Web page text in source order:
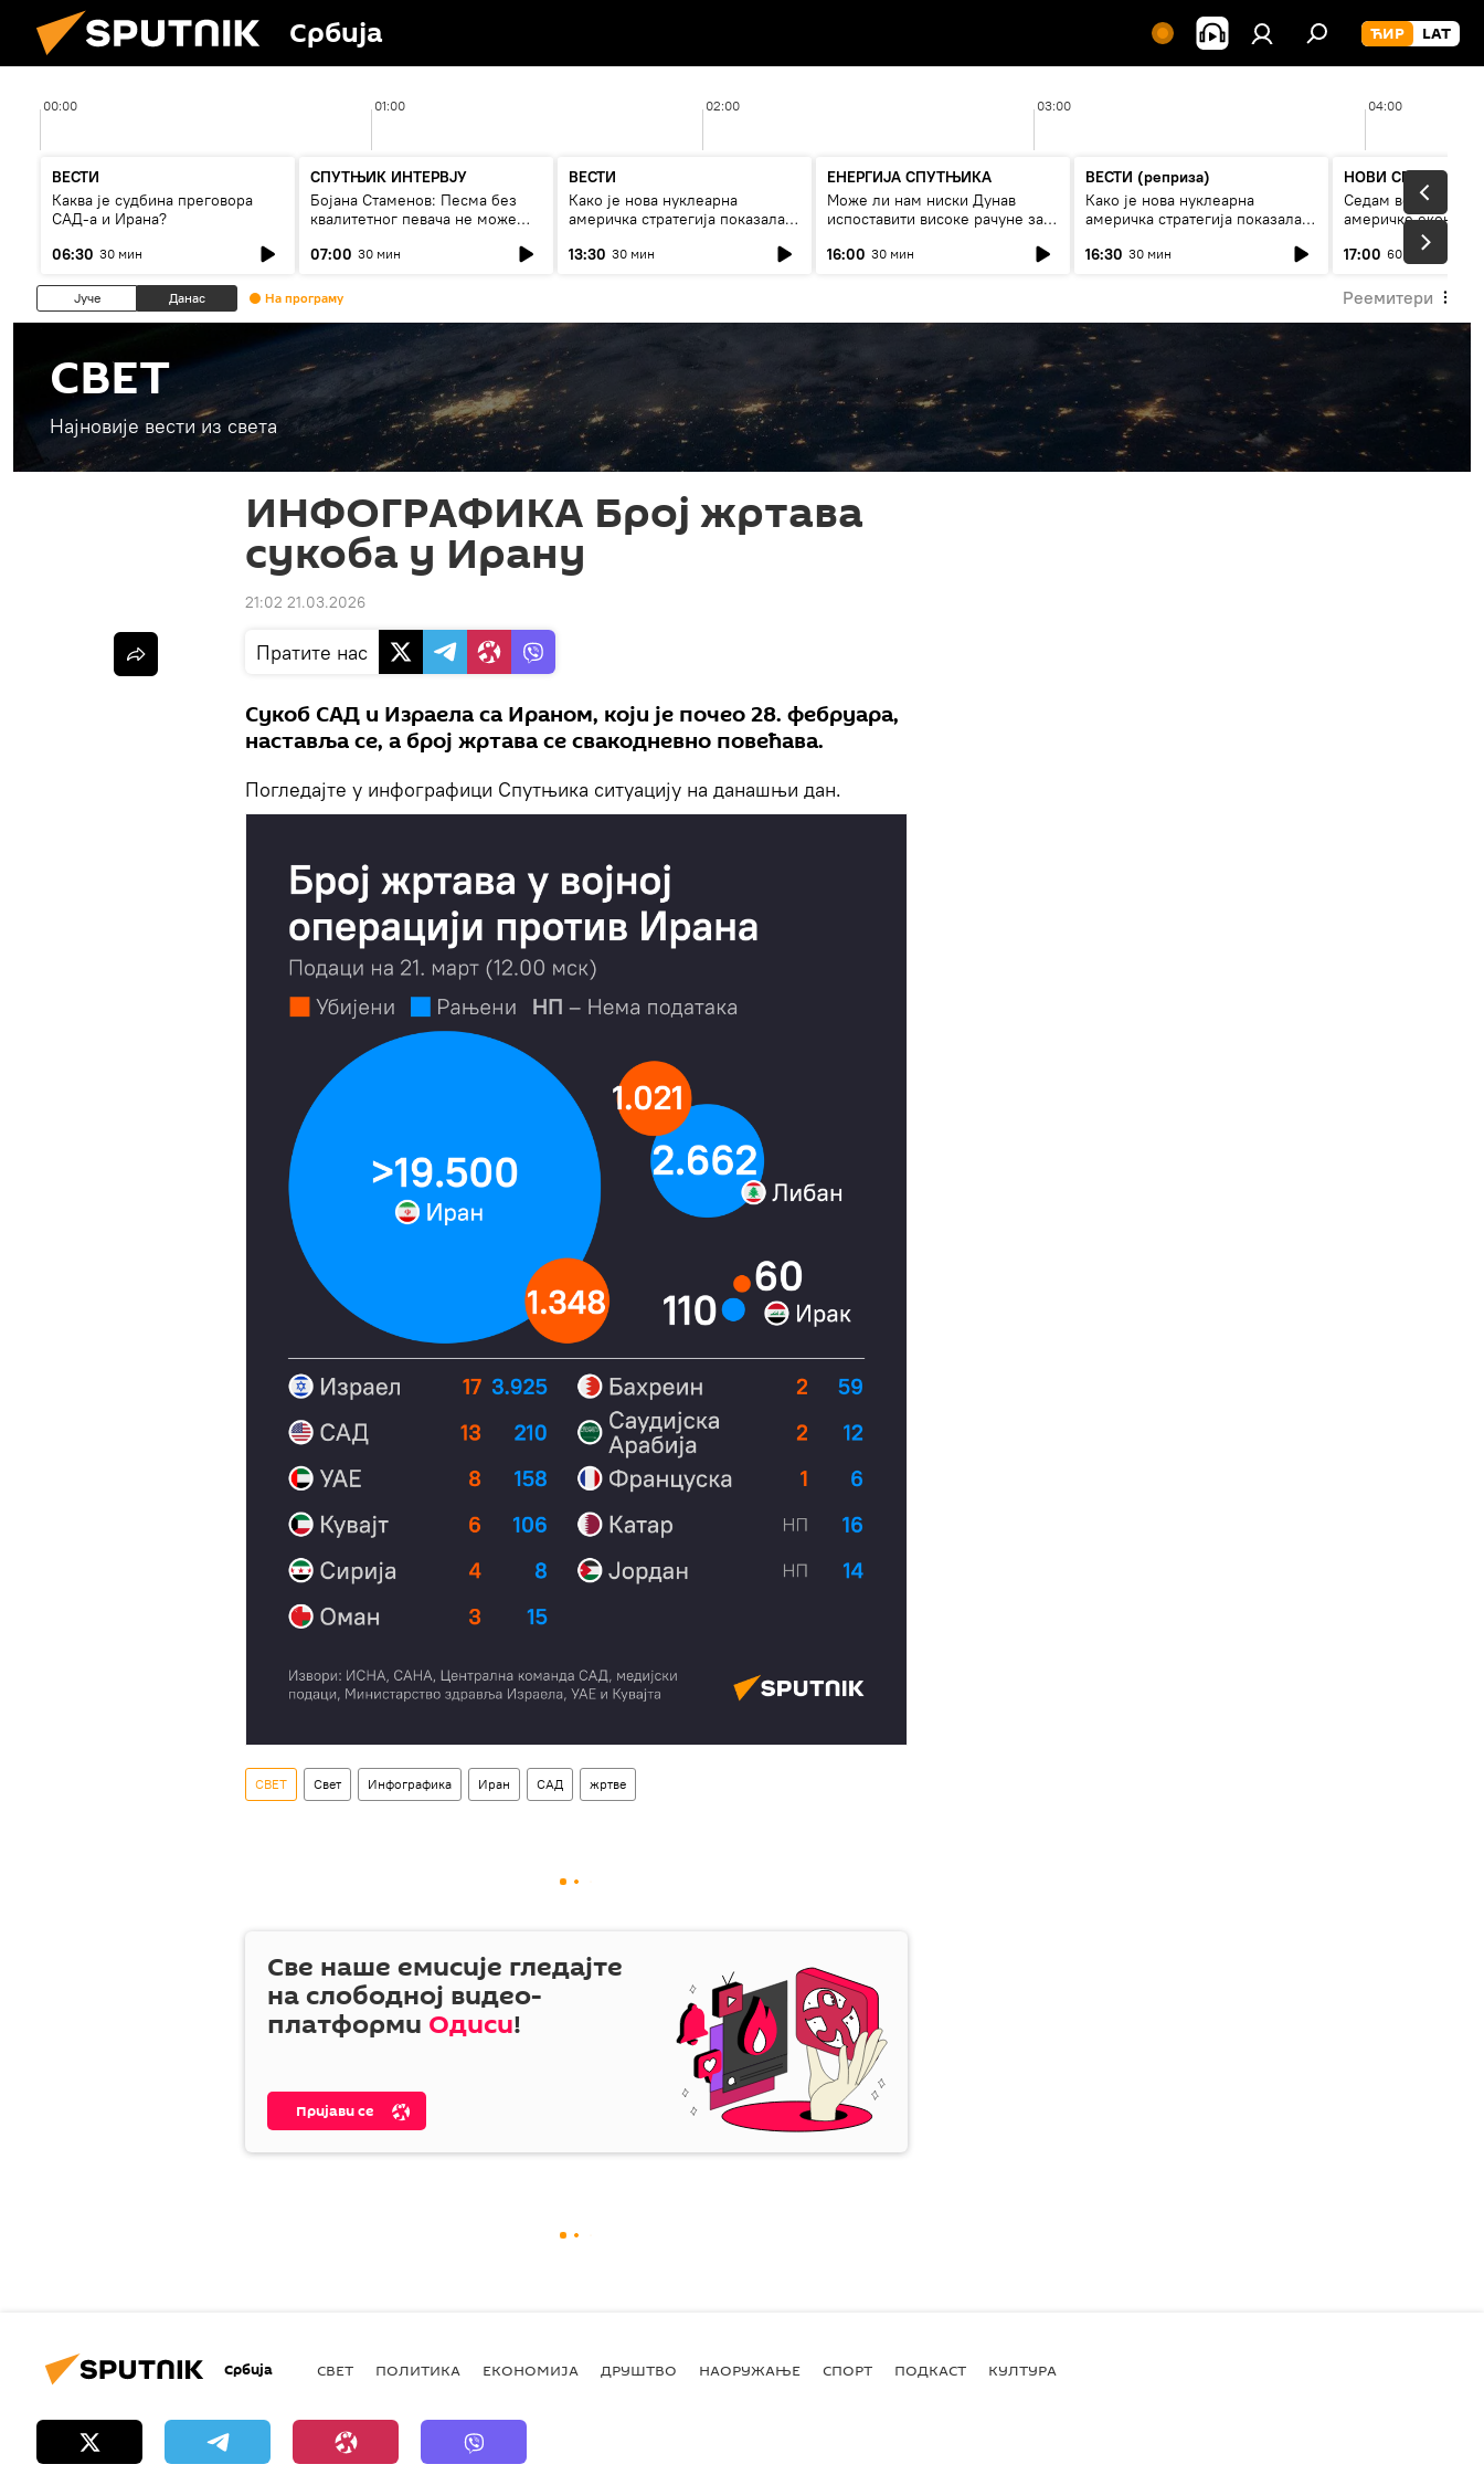
Србија
00:00 01:00 02:00 03:00 04:00
ВЕСТИ
Каква је судбина преговора
САД-а и Ирана?
06:30 30 мин
СПУТЊИК ИНТЕРВЈУ
Бојана Стаменов: Песма без
квалитетног певача не може
07:00 30 мин
ВЕСТИ
Како је нова нуклеарна
америчка стратегија показала
13:30 30 мин
ЕНЕРГИЈА СПУТЊИКА
Може ли нам ниски Дунав
испоставити високе рачуне за
16:00 30 мин
ВЕСТИ (реприза)
Како је нова нуклеарна
америчка стратегија показала
16:30 30 мин
НОВИ СПУТЊИК
Седам
америчке
17:00 60 мин
Јуче Данас На програму Реемитери
СВЕТ
Најновије вести из света
ИНФОГРАФИКА Број жртава
сукоба у Ирану
21:02 21.03.2026
Пратите нас
Сукоб САД и Израела са Ираном, који је почео 28. фебруара,
наставља се, а број жртава се свакодневно повећава.
Погледајте у инфографици Спутњика ситуацију на данашњи дан.
СВЕТ Свет Инфографика Иран САД жртве
Све наше емисије гледајте
на слободној видео-
платформи Одиси!
Пријави се
Србија СВЕТ ПОЛИТИКА ЕКОНОМИЈА ДРУШТВО НАОРУЖАЊЕ СПОРТ ПОДКАСТ КУЛТУРА